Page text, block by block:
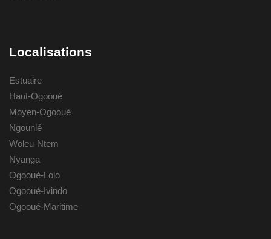
Localisations
Estuaire
Haut-Ogooué
Moyen-Ogooué
Ngounié
Woleu-Ntem
Nyanga
Ogooué-Lolo
Ogooué-Ivindo
Ogooué-Maritime